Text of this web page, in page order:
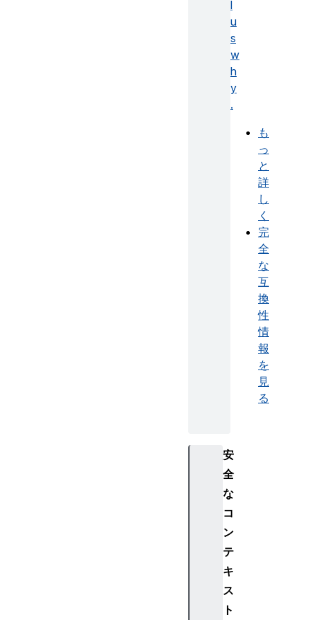
l
u
s
w
h
y
.
も
っ
と
詳
し
く
完
全
な
互
換
性
情
報
を
見
る
安
全
な
コ
ン
テ
キ
ス
ト